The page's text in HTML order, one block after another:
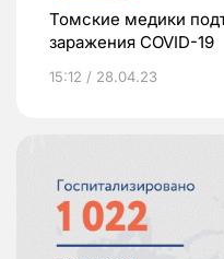
Томские медики
заражения COVID-19
15:12 / 28.04.23